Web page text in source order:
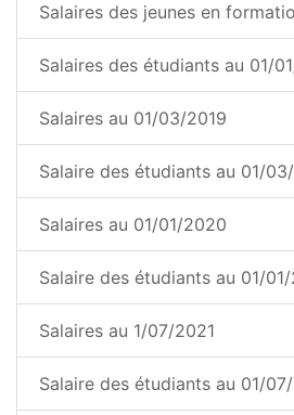
Salaires des jeunes en
Salaires des étudiants au 01/
Salaires au 01/03/2019
Salaire des étudiants au 01/
Salaires au 01/01/2020
Salaire des étudiants au 01/
Salaires au 1/07/2021
Salaire des étudiants au 01/